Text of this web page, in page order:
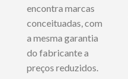
encontra marcas
conceituadas, com
a mesma garantia
do fabricante a
preços reduzidos.